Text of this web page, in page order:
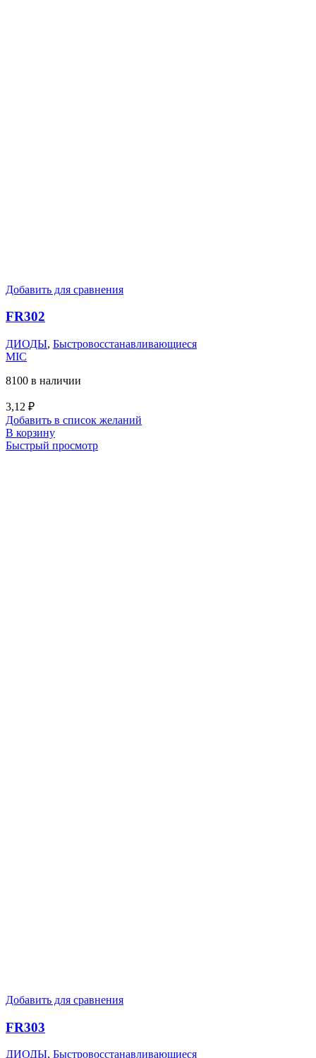
Добавить для сравнения
FR302
ДИОДЫ, Быстровосстанавливающиеся
MIC
8100 в наличии
3,12 ₽
Добавить в список желаний
В корзину
Быстрый просмотр
Добавить для сравнения
FR303
ДИОДЫ, Быстровосстанавливающиеся